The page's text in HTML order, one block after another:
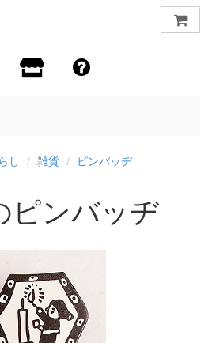
し 雑貨 ピンバッヂ
ピンバッヂ